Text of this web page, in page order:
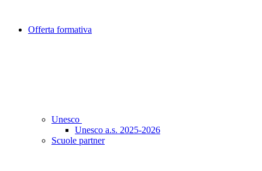
Offerta formativa
Unesco
Unesco a.s. 2025-2026
Scuole partner